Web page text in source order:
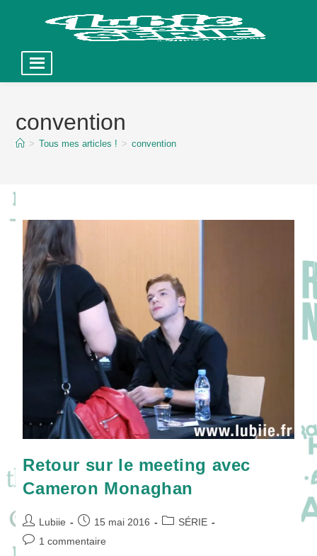
contentconvention
> Tous mes articles ! > convention
Retour sur le meeting avec
Cameron Monaghan
Auteur/autrice
de
Lubiie
Publication
publiée :
15 mai 2016
PostSÉRIE
Commentaires
1 commentaire